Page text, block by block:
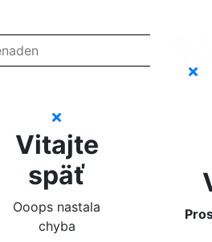
Vitajte
späť
Ooops nastala
chyba